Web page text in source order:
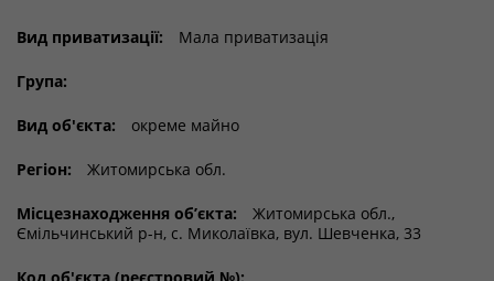
Вид приватизації: Мала приватизація
Група:
Вид об'єкта: окреме майно
Регіон: Житомирська обл.
Місцезнаходження об’єкта:
Житомирська обл.,
Ємільчинський р-н, с. Миколаївка, вул. Шевченка, 33